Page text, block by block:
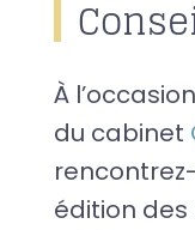
À
du cabinet
édition des